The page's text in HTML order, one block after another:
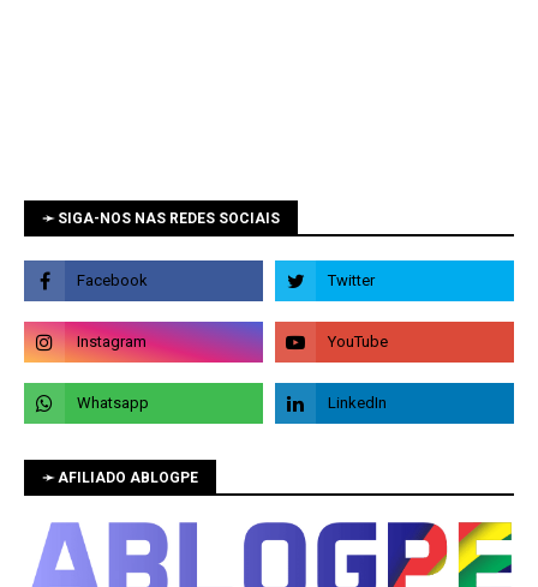
➛ SIGA-NOS NAS REDES SOCIAIS
➛ AFILIADO ABLOGPE